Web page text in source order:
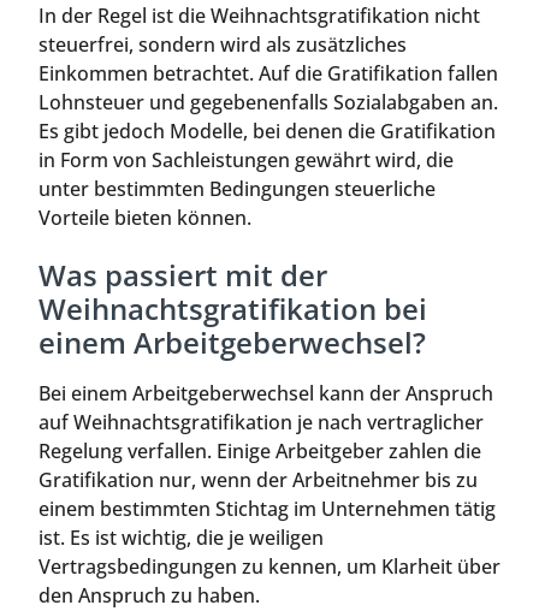
In der Regel ist die Weihnachtsgratifikation nicht
steuerfrei, sondern wird als zusätzliches
Einkommen betrachtet. Auf die Gratifikation fallen
Lohnsteuer und gegebenenfalls Sozialabgaben an.
Es gibt jedoch Modelle, bei denen die Gratifikation
in Form von Sachleistungen gewährt wird, die
unter bestimmten Bedingungen steuerliche
Vorteile bieten können.
Was passiert mit der
Weihnachtsgratifikation bei
einem Arbeitgeberwechsel?
Bei einem Arbeitgeberwechsel kann der Anspruch
auf Weihnachtsgratifikation je nach vertraglicher
Regelung verfallen. Einige Arbeitgeber zahlen die
Gratifikation nur, wenn der Arbeitnehmer bis zu
einem bestimmten Stichtag im Unternehmen tätig
ist. Es ist wichtig, die je weiligen
Vertragsbedingungen zu kennen, um Klarheit über
den Anspruch zu haben.